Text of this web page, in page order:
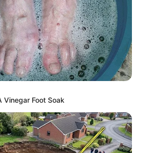
CƏMİYYƏT
Qənizadəyə
0 0
Foot Soak